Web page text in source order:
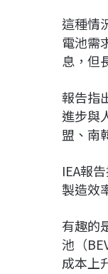
這種情
電池需
息，但
報告指
進步與
盟、南
IEA報
製造效
有趣的
池（
成本上